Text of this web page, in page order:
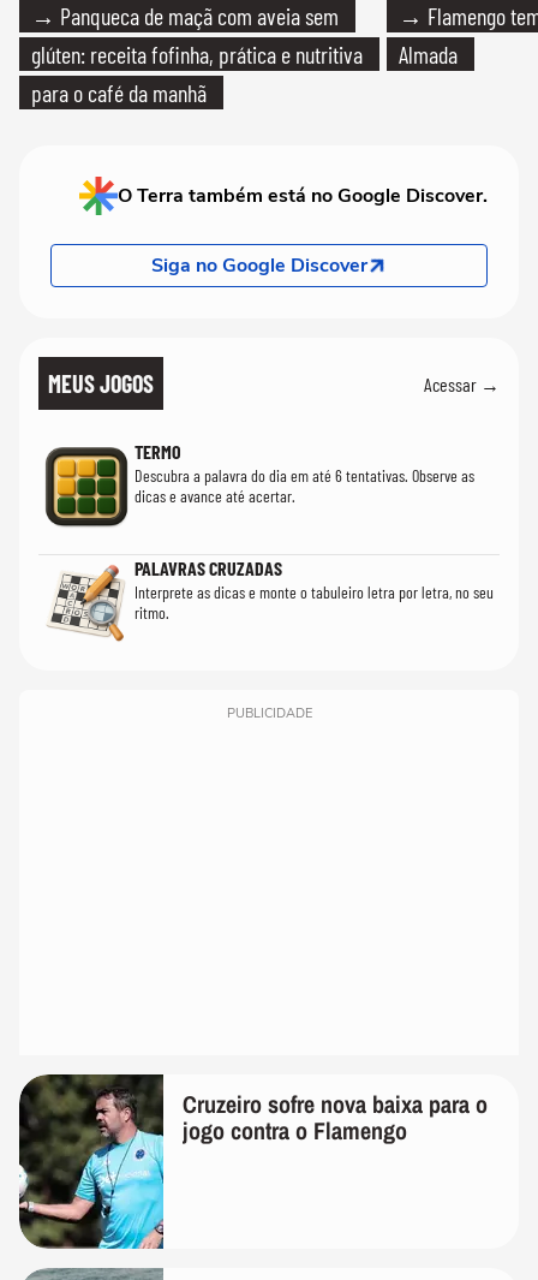
→ Panqueca de maçã com aveia sem
glúten: receita fofinha, prática e nutritiva
para o café da manhã
→ Flamengo
Almada
O Terra também está no Google Discover.
Siga no Google Discover
MEUS JOGOS Acessar →
TERMO
Descubra a palavra do dia em até 6 tentativas. Observe as
dicas e avance até acertar.
PALAVRAS CRUZADAS
Interprete as dicas e monte o tabuleiro letra por letra, no seu
ritmo.
PUBLICIDADE
Cruzeiro sofre nova baixa para o
jogo contra o Flamengo